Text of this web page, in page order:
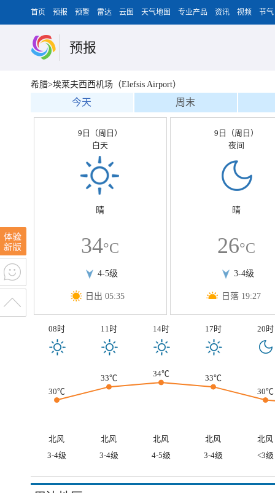
首页 预报 预警 雷达 云图 天气地图 专业产品 资讯 视频 节气
预报
希腊>埃莱夫西西机场（Elefsis Airport）
今天 周末
9日（周日）
白天
晴
34°C
4-5级
日出 05:35
9日（周日）
夜间
晴
26°C
3-4级
日落 19:27
08时 11时 14时 17时 20时
30℃
33℃ 34℃
33℃
30℃
北风 北风 北风 北风
北风
3-4级
3-4级 4-5级 3-4级 <3级